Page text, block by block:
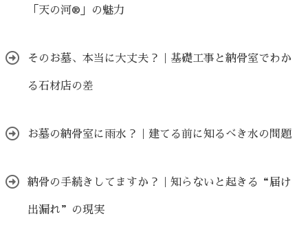
「天の河®」の魅力
そのお墓、本当に大丈夫？｜基礎工事と納骨室でわか
る石材店の差
お墓の納骨室に雨水？｜建てる前に知るべき水の問題
納骨の手続きしてますか？｜知らないと起きる“届け
出漏れ”の現実